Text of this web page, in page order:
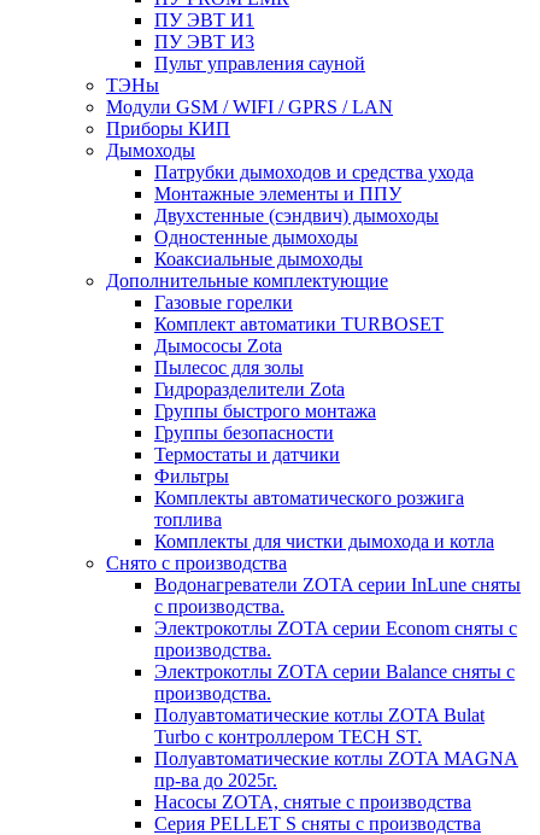
ПУ ЭВТ И1
ПУ ЭВТ И3
Пульт управления сауной
ТЭНы
Модули GSM / WIFI / GPRS / LAN
Приборы КИП
Дымоходы
Патрубки дымоходов и средства ухода
Монтажные элементы и ППУ
Двухстенные (сэндвич) дымоходы
Одностенные дымоходы
Коаксиальные дымоходы
Дополнительные комплектующие
Газовые горелки
Комплект автоматики TURBOSET
Дымососы Zota
Пылесос для золы
Гидроразделители Zota
Группы быстрого монтажа
Группы безопасности
Термостаты и датчики
Фильтры
Комплекты автоматического розжига
топлива
Комплекты для чистки дымохода и котла
Снято с производства
Водонагреватели ZOTA серии InLune сняты
с производства.
Электрокотлы ZOTA серии Econom сняты с
производства.
Электрокотлы ZOTA серии Balance сняты с
производства.
Полуавтоматические котлы ZOTA Bulat
Turbo с контроллером TECH ST.
Полуавтоматические котлы ZOTA MAGNA
пр-ва до 2025г.
Насосы ZOTA, снятые с производства
Серия PELLET S сняты с производства